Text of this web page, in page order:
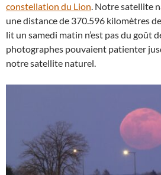
constellation du Lion. Notre satellite
une distance de 370.596 kilomètres
lit un samedi matin n’est pas du goût
photographes pouvaient patienter
notre satellite naturel.